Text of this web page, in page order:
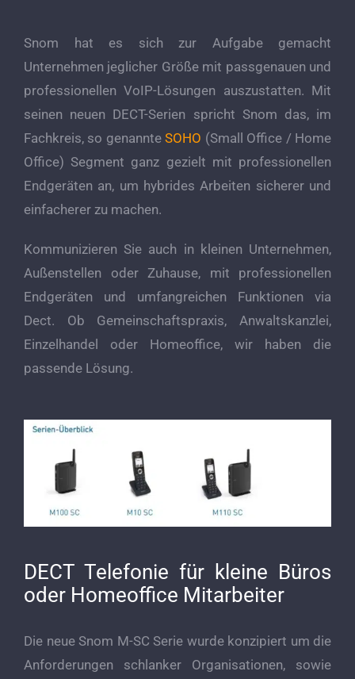
Snom hat es sich zur Aufgabe gemacht
Unternehmen jeglicher Größe mit passgenauen und
professionellen VoIP-Lösungen auszustatten. Mit
seinen neuen DECT-Serien spricht Snom das, im
Fachkreis, so genannteSOHO (Small Office / Home
Office) Segment ganz gezielt mit professionellen
Endgeräten an, um hybrides Arbeiten sicherer und
einfacherer zu machen.
Kommunizieren Sie auch in kleinen Unternehmen,
Außenstellen oder Zuhause, mit professionellen
Endgeräten und umfangreichen Funktionen via
Dect. Ob Gemeinschaftspraxis, Anwaltskanzlei,
Einzelhandel oder Homeoffice, wir haben die
passende Lösung.
DECT Telefonie für kleine Büros
oder Homeoffice Mitarbeiter
Die neue Snom M-SC Serie wurde konzipiert um die
Anforderungen schlanker Organisationen, sowie